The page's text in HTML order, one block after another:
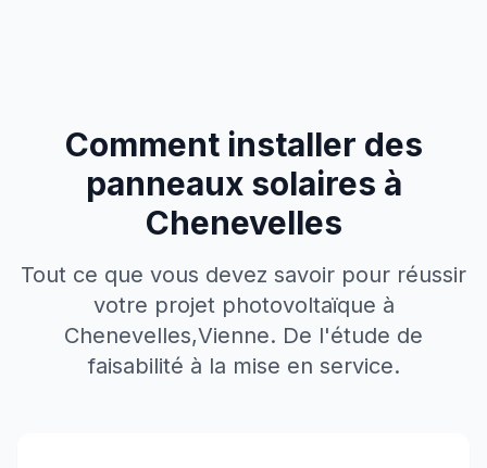
Comment installer des
panneaux solaires à
Chenevelles
Tout ce que vous devez savoir pour réussir
votre projet photovoltaïque à
Chenevelles,Vienne. De l'étude de
faisabilité à la mise en service.